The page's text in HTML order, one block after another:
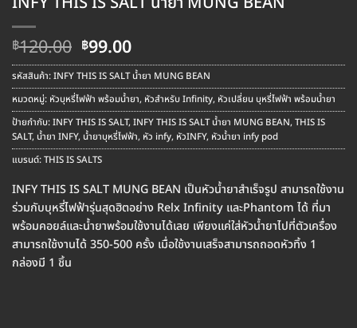
฿120.00 Original
price
was:
฿120.00.
฿99.00Current
price
is:
฿99.00.
รหัสสินค้า:INFY THIS IS SALT น้ำยา MUNG BEAN
หมวดหมู่: หัวบุหรี่ไฟฟ้า พร้อมน้ำยา, หัวสำหรับ Infinity, หัวเปลี่ยน บุหรี่ไฟฟ้า พร้อมน้ำยา
ป้ายกำกับ:INFY THIS IS SALT, INFY THIS IS SALT น้ำยา MUNG BEAN, THIS IS
SALT, น้ำยา INFY, น้ำยาบุหรี่ไฟฟ้า, หัว infy, หัวINFY, หัวน้ำยา infy pod
แบรนด์:THIS IS SALTS
INFY THIS IS SALT MUNG BEAN เป็นหัวน้ำยาสำเร็จรูป สามารถใช้งาน
ร่วมกับบุหรี่ไฟฟ้ารุ่นสุดฮิตอย่าง Relx Infinity และPhantom ได้ ที่มา
พร้อมคอยล์และน้ำยาพร้อมใช้งานได้เลย เพียงแค่ใส่หัวน้ำยาไปที่ตัวเครื่อง
สามารถใช้งานได้ 350-500 ครั้ง เมื่อใช้งานเสร็จสามารถถอดหัวทิ้ง 1
กล่องมี 1 ชิ้น